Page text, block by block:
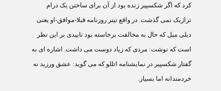
کرد که اگر شکسپير زنده بود از آن برای ساختن يک درام
تراژيک نمی گذشت. در واقع تيتر روزنامه قبلا-موافق-او يعنی
ديلی ميل که حال به مخالفت برخاسته بود تاييدی بر اين نظر
است که نوشت: مردی که زياد دوست می داشت. اشاره ای به
گفتار شکسپير در نمايشنامه اتللو که می گويد: عشق ورزيد نه
خردمندانه اما بسيار.